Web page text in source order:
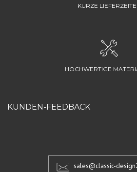
KURZE
HOCHWERTIGE
KUNDEN-FEEDBACK
sales@classic-